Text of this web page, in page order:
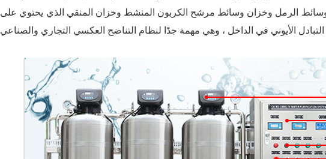
الرمل وخزان وسائط مرشح الكربون المنشط وخزان المنقي الذي يحتوي على